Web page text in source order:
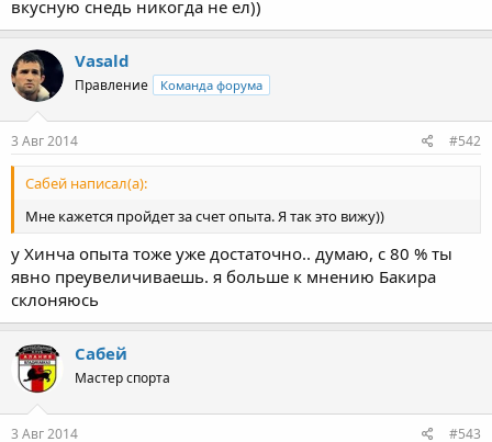
вкусную снедь никогда не ел))
Vasald
Правление Команда форума
3 Авг 2014 #542
Сабей написал(а):
Мне кажется пройдет за счет опыта. Я так это вижу))
у Хинча опыта тоже уже достаточно.. думаю, с 80 % ты
явно преувеличиваешь. я больше к мнению Бакира
склоняюсь
Сабей
Мастер спорта
3 Авг 2014 #543